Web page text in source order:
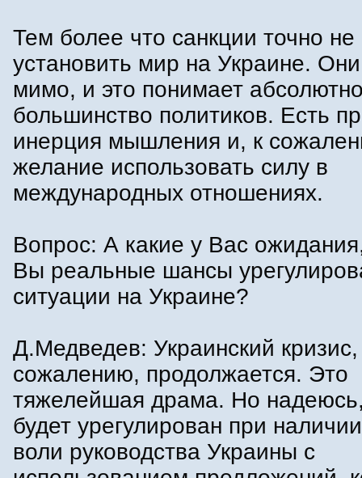
Тем более что санкции точно
установить мир на Украине.
мимо, и это понимает
большинство политиков. Есть
инерция мышления и, к
желание использовать силу в
международных отношениях.
Вопрос: А какие у Вас
Вы реальные шансы
ситуации на Украине?
Д.Медведев: Украинский кризис,
сожалению, продолжается. Это
тяжелейшая драма. Но
будет урегулирован при
воли руководства Украины с